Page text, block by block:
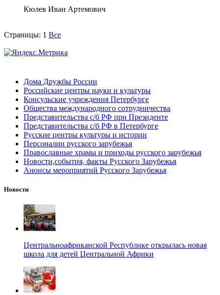
Кюлев Иван Артемович
Страницы: 1 Все
Дома Дружбы России
Российские центры науки и культуры
Консульские учреждения Петербурге
Общества международного сотрудничества
Представительства с/б РФ при Президенте
Представительства с/б РФ в Петербурге
Русские центры культуры и истории
Персоналии русского зарубежья
Православные храмы и приходы русского зарубежья
Новости,события, факты Русского Зарубежья
Анонсы мероприятий Русского Зарубежья
Новости
Центральноафриканской Республике открылась новая
школа для детей Центральной Африки